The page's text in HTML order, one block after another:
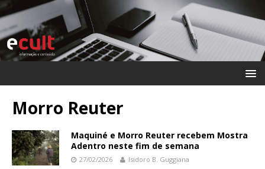
Morro Reuter
Maquiné e Morro Reuter recebem Mostra
Adentro neste fim de semana
27/02/2026 Isidoro B. Guggiana